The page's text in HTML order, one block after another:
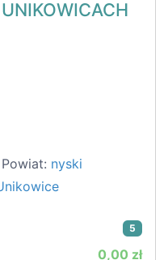
nyski
5
0,00 zł